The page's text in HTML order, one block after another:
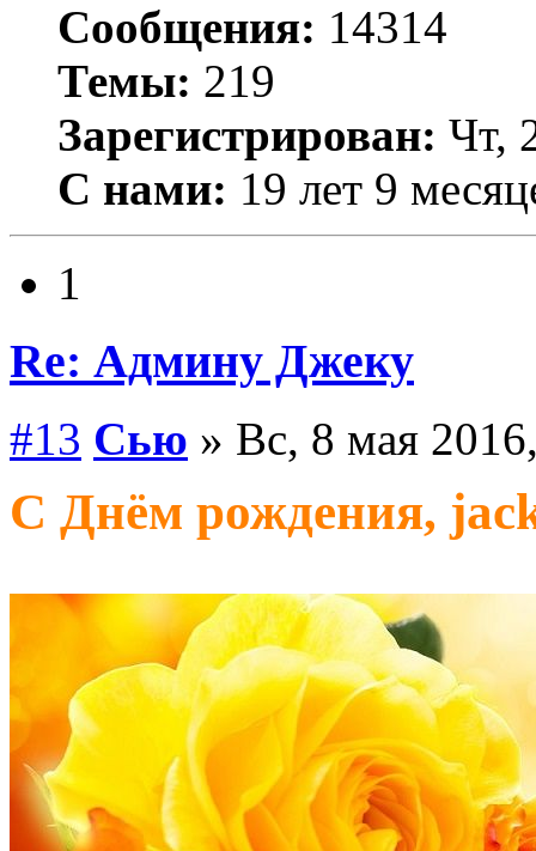
Сообщения: 14314
Темы: 219
Зарегистрирован: Чт,
С нами: 19 лет 9
1
Re: Админу Джеку
#13 Сью » Вс, 8 мая
С Днём рождения,